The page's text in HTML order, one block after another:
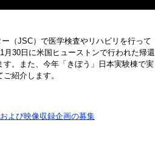
（JSC）で医学検査やリハビリを行って
30日に米国ヒューストンで行われた帰還
。また、今年「きぼう」日本実験棟で実
紹介します。
よび映像収録企画の募集